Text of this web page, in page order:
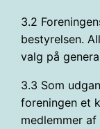
3.2
bestyrelsen.
valg på
3.3 Som
foreningen et
medlemmer